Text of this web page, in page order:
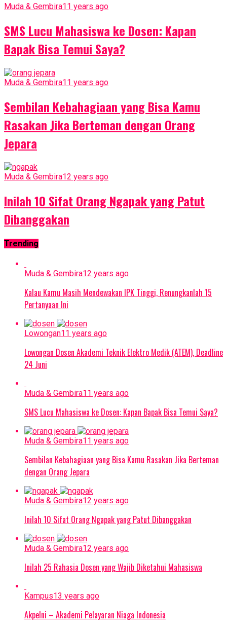
Muda & Gembira11 years ago
SMS Lucu Mahasiswa ke Dosen: Kapan
Bapak Bisa Temui Saya?
Muda & Gembira11 years ago
Sembilan Kebahagiaan yang Bisa Kamu
Rasakan Jika Berteman dengan Orang
Jepara
Muda & Gembira12 years ago
Inilah 10 Sifat Orang Ngapak yang Patut
Dibanggakan
Trending
Muda & Gembira12 years ago
Kalau Kamu Masih Mendewakan IPK Tinggi, Renungkanlah 15
Pertanyaan Ini
Lowongan11 years ago
Lowongan Dosen Akademi Teknik Elektro Medik (ATEM), Deadline
24 Juni
Muda & Gembira11 years ago
SMS Lucu Mahasiswa ke Dosen: Kapan Bapak Bisa Temui Saya?
Muda & Gembira11 years ago
Sembilan Kebahagiaan yang Bisa Kamu Rasakan Jika Berteman
dengan Orang Jepara
Muda & Gembira12 years ago
Inilah 10 Sifat Orang Ngapak yang Patut Dibanggakan
Muda & Gembira12 years ago
Inilah 25 Rahasia Dosen yang Wajib Diketahui Mahasiswa
Kampus13 years ago
Akpelni – Akademi Pelayaran Niaga Indonesia